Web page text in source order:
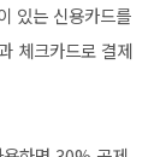
있는 신용카드를
체크카드로 결제